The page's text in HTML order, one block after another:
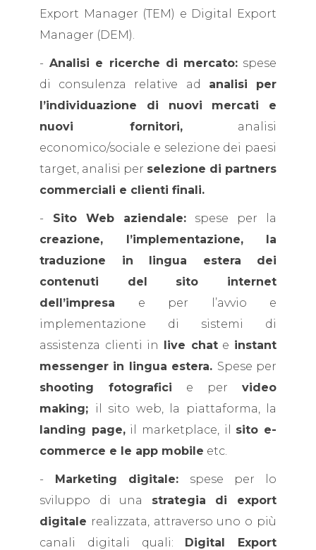
Export Manager (TEM) e Digital Export
Manager (DEM).
- Analisi e ricerche di mercato:spese
di consulenza relative ad analisi per
l’individuazione di nuovi mercati e
nuovi fornitori,analisi
economico/sociale e selezione dei paesi
target, analisi per selezione di partners
commerciali e clienti finali.
- Sito Web aziendale: spese per la
creazione, l’implementazione, la
traduzione in lingua estera dei
contenuti del sito internet
dell’impresa e per l’avvio e
implementazione di sistemi di
assistenza clienti in live chate instant
messenger in lingua estera. Spese per
shooting fotografici e per video
making; il sito web, la piattaforma, la
landing page,il marketplace, il sito e-
commerce e le app mobile etc.
- Marketing digitale: spese per lo
sviluppo di una strategia di export
digitale realizzata, attraverso uno o più
canali digitali quali: Digital Export